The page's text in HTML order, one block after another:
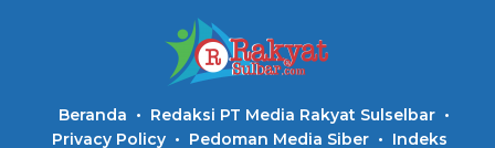
Beranda
Redaksi PT Media Rakyat Sulselbar
Privacy Policy
Pedoman Media Siber Indeks